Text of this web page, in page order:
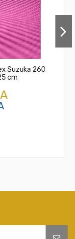
Suzuka 260
cm